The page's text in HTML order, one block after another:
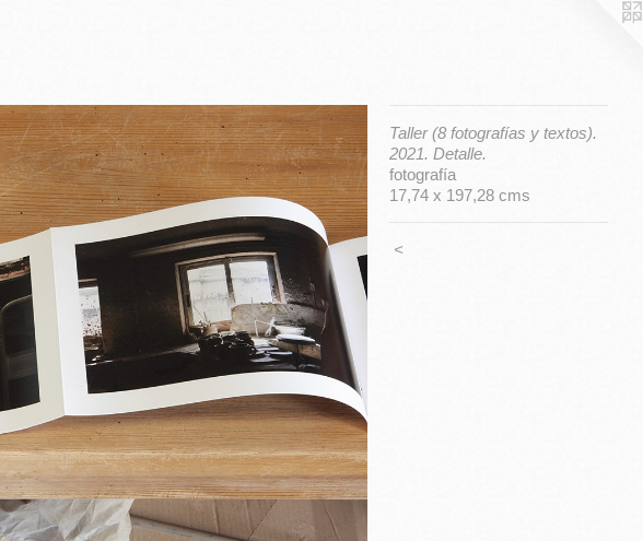
Taller (8 fotografías y textos).
2021. Detalle.
fotografía
17,74 x 197,28 cms
<